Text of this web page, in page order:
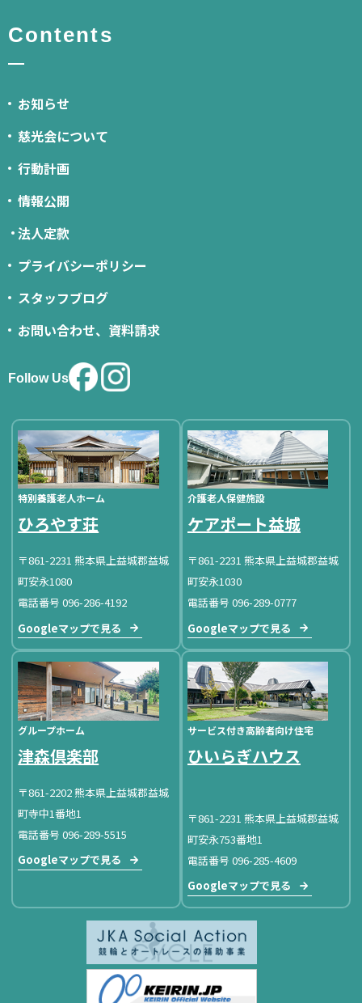
Contents
お知らせ
慈光会について
行動計画
情報公開
法人定款
プライバシーポリシー
スタッフブログ
お問い合わせ、資料請求
Follow Us
特別養護老人ホーム
ひろやす荘
〒861-2231 熊本県上益城郡益城
町安永1080
電話番号 096-286-4192
Googleマップで見る
介護老人保健施設
ケアポート益城
〒861-2231 熊本県上益城郡益城
町安永1030
電話番号 096-289-0777
Googleマップで見る
グループホーム
津森倶楽部
〒861-2202 熊本県上益城郡益城
町寺中1番地1
電話番号 096-289-5515
Googleマップで見る
サービス付き高齢者向け住宅
ひいらぎハウス
〒861-2231 熊本県上益城郡益城
町安永753番地1
電話番号 096-285-4609
Googleマップで見る